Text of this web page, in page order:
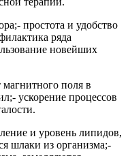
простота и удобство
ряда
новейших
поля в
ускорение процессов
и уровень липидов,
шлаки из организма;-